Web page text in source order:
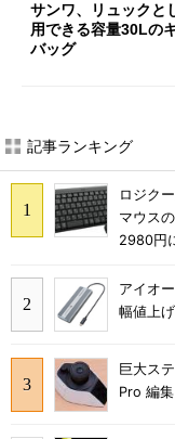
サンワ、リュックと
用できる容量30Lの
バッグ
記事ランキング
ロジク
マウス
2980円
アイオ
幅値上
巨大ス
Pro 編